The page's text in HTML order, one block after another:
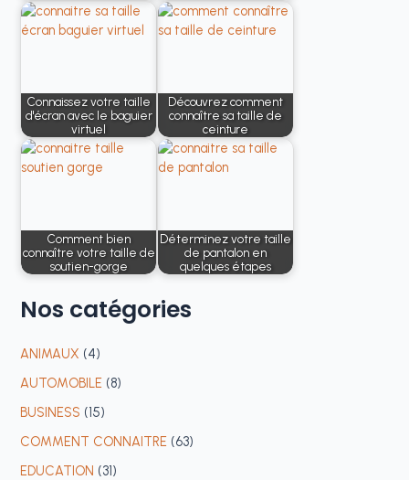
Connaissez votre taille
d'écran avec le baguier
virtuel
Découvrez comment
connaître sa taille de
ceinture
Comment bien
connaître votre taille de
soutien-gorge
Déterminez votre taille
de pantalon en
quelques étapes
Nos catégories
ANIMAUX (4)
AUTOMOBILE (8)
BUSINESS (15)
COMMENT CONNAITRE (63)
EDUCATION (31)